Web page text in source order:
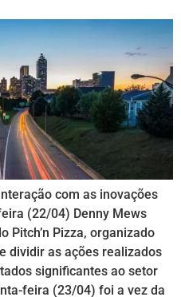
com as inovações
(22/04) Denny Mews
Pitch’n Pizza, organizado
dividir as ações realizados
significantes ao setor
feira (23/04) foi a vez da